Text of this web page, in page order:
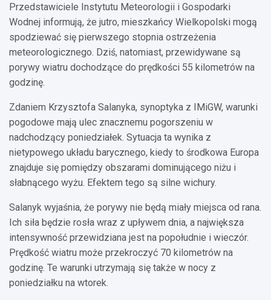
Przedstawiciele Instytutu Meteorologii i Gospodarki
Wodnej informują, że jutro, mieszkańcy Wielkopolski mogą
spodziewać się pierwszego stopnia ostrzeżenia
meteorologicznego. Dziś, natomiast, przewidywane są
porywy wiatru dochodzące do prędkości 55 kilometrów na
godzinę.
Zdaniem Krzysztofa Salanyka, synoptyka z IMiGW, warunki
pogodowe mają ulec znacznemu pogorszeniu w
nadchodzący poniedziałek. Sytuacja ta wynika z
nietypowego układu barycznego, kiedy to środkowa Europa
znajduje się pomiędzy obszarami dominującego niżu i
słabnącego wyżu. Efektem tego są silne wichury.
Salanyk wyjaśnia, że porywy nie będą miały miejsca od rana.
Ich siła będzie rosła wraz z upływem dnia, a największa
intensywność przewidziana jest na popołudnie i wieczór.
Prędkość wiatru może przekroczyć 70 kilometrów na
godzinę. Te warunki utrzymają się także w nocy z
poniedziałku na wtorek.